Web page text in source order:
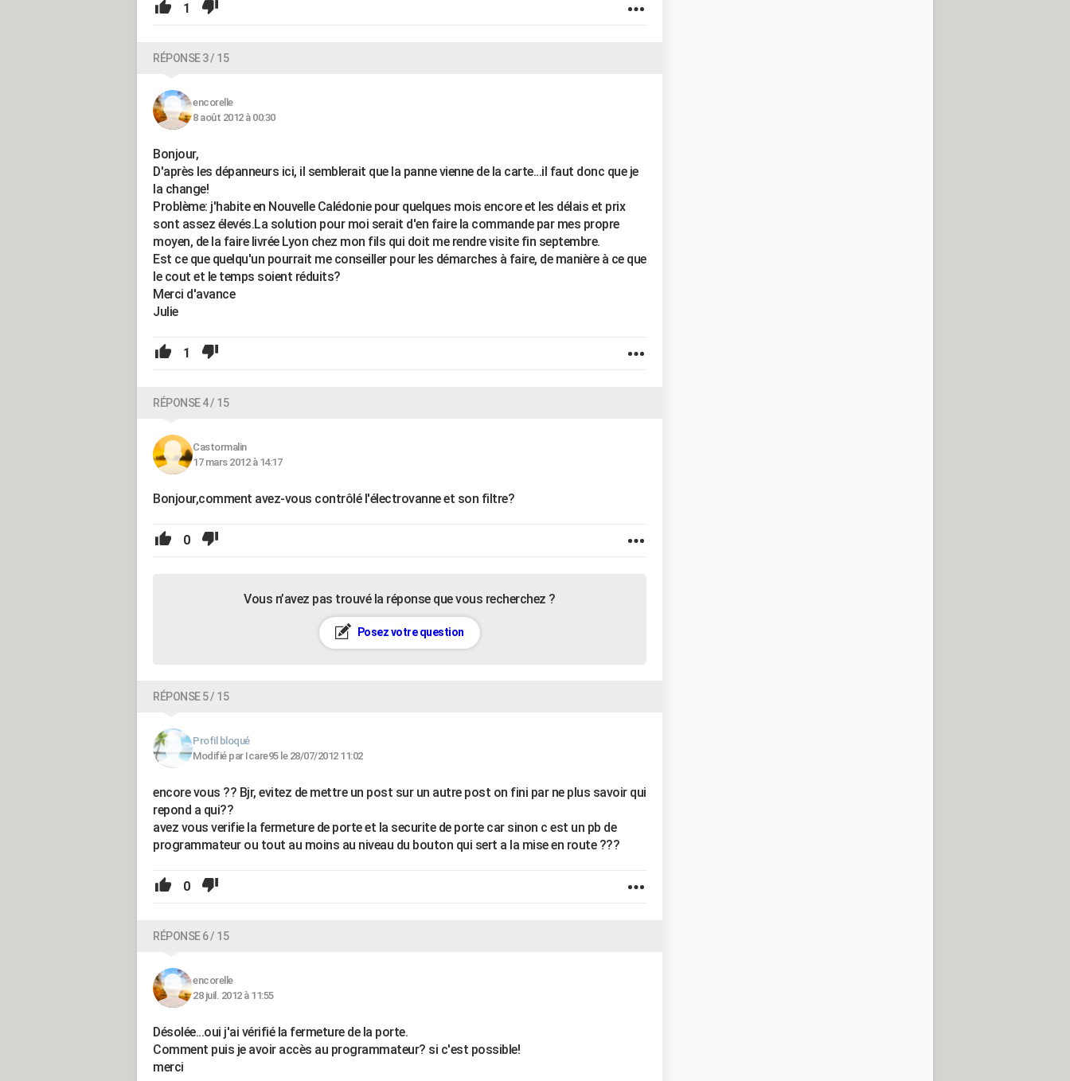
1
RÉPONSE 3 / 15
encorelle
8 août 2012 à 00:30
Bonjour,
D'après les dépanneurs ici, il semblerait que la panne vienne de la carte...il faut donc que je
la change!
Problème: j'habite en Nouvelle Calédonie pour quelques mois encore et les délais et prix
sont assez élevés.La solution pour moi serait d'en faire la commande par mes propre
moyen, de la faire livrée Lyon chez mon fils qui doit me rendre visite fin septembre.
Est ce que quelqu'un pourrait me conseiller pour les démarches à faire, de manière à ce que
le cout et le temps soient réduits?
Merci d'avance
Julie
1
RÉPONSE 4 / 15
Castormalin
17 mars 2012 à 14:17
Bonjour,comment avez-vous contrôlé l'électrovanne et son filtre?
0
Vous n’avez pas trouvé la réponse que vous recherchez ?
Posez votre question
RÉPONSE 5 / 15
Profil bloqué
Modifié par Icare95 le 28/07/2012 11:02
encore vous ?? Bjr, evitez de mettre un post sur un autre post on fini par ne plus savoir qui
repond a qui??
avez vous verifie la fermeture de porte et la securite de porte car sinon c est un pb de
programmateur ou tout au moins au niveau du bouton qui sert a la mise en route ???
0
RÉPONSE 6 / 15
encorelle
28 juil. 2012 à 11:55
Désolée...oui j'ai vérifié la fermeture de la porte.
Comment puis je avoir accès au programmateur? si c'est possible!
merci